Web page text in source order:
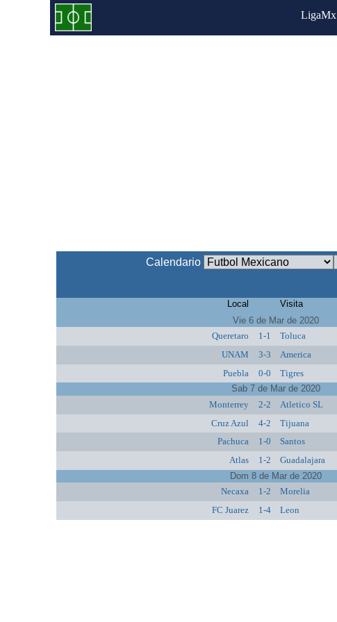
LigaMx
Calendario
Local Visita
Vie 6 de Mar de 2020
Queretaro
1-1 Toluca
UNAM
3-3 America
Puebla
0-0 Tigres
Sab 7 de Mar de 2020
Monterrey
2-2 Atletico SL
Cruz Azul
4-2 Tijuana
Pachuca
1-0 Santos
Atlas
1-2 Guadalajara
Dom 8 de Mar de 2020
Necaxa
1-2 Morelia
FC Juarez
1-4 Leon